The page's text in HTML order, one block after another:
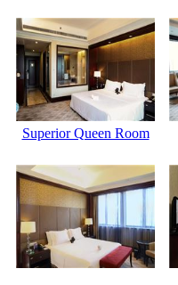
Superior Queen Room